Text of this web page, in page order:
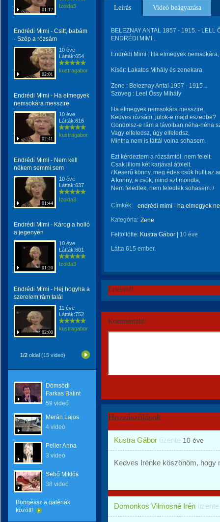
01:17
Izolda3
Endrédi Mimi - Csitt, babám
- Szép a rózsám
02:01
10 éve
Látták:654
kustragabor
Endrédi Mimi - Ha elmegyek
nemsokára messzire
02:41
10 éve
Látták:616
kustragabor
Endrédi Mimi - Nem kell
nékem semmi sem
01:44
10 éve
Látták:637
Izolda3
Endrédi Mimi - Károg a holló
a jegenyén
01:20
10 éve
Látták:601
Izolda3
Endrédi Mimi - Hej hogyha a
szerelem rám talál
02:00
11 éve
Látták:752
kustragabor
1/2 oldal (15 videó)
Dömsödi
Farkas Bálint
59 videó
Merán Lajos
4 videó
Peller Anna
3 videó
Sebő Miklós
38 videó
Böngéssz a galériák
között!
Leírás Videó beágyazása
BELEZNAY ANTAL 1857 - 1915. - LELL
ENDRÉDI MIMI ..
Endrédi Mimi : Ha elmegyek
Kísér: Lakatos Mihály és zenekara
Zene : Beleznay Antal 1957 - 1915 ..
Szöveg : Leel Őssy Mihály
Ha elmegyek nemsokára messzire,
Kedves rózsám, jutok-e majd eszedbe?
Gondolsz-e rám a távolban néha-néha
Vagy elfeledsz, úgy elfeledsz,
Mintha nem is láttál volna sohasem.
Ezt kérdeztem a rózsámtól, nem felelt,
Csak liliom két karjával átölelt.
/:Keserű könny, meg édes csók hullt az
A könny, a csók, mind azt mondta,
Nem feledlek, nem feledlek sohasem.:/
Címkék:
endrédi mimi - ha elmegyek
Kategória: Zene
Feltöltötte: Kustra Gábor 10 éve
Látta 615 ember.
Értékeld!
Kommentáld!
Hozzászólások
Kustra Gábor üzente 10 éve
Kedves Irénke köszönöm, hogy
Domonkos Vilmosné Irén